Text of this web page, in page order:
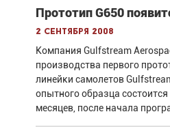
Прототип G650
2 сентября 2008
Компания Gulfstream
производства первого
линейки самолетов
опытного образца состоится
месяцев, после начала